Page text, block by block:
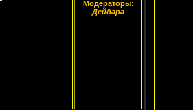
Модераторы:
Дейдара